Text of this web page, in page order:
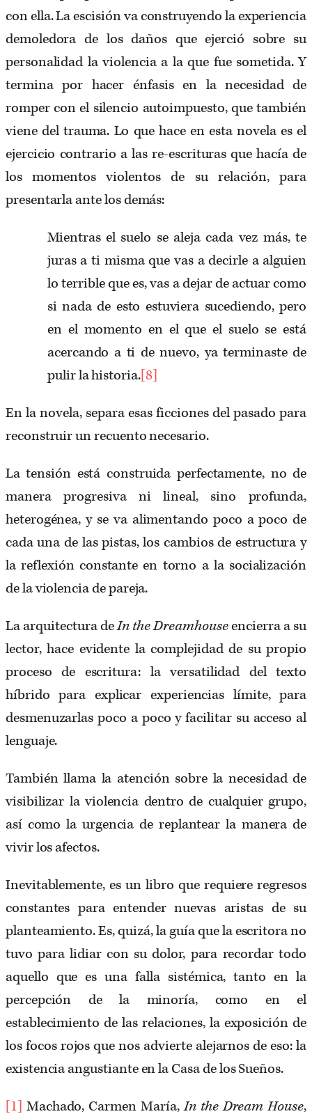
con ella. La escisión va construyendo la experiencia
demoledora de los daños que ejerció sobre su
personalidad la violencia a la que fue sometida. Y
termina por hacer énfasis en la necesidad de
romper con el silencio autoimpuesto, que también
viene del trauma. Lo que hace en esta novela es el
ejercicio contrario a las re-escrituras que hacía de
los momentos violentos de su relación, para
presentarla ante los demás:
Mientras el suelo se aleja cada vez más, te
juras a ti misma que vas a decirle a alguien
lo terrible que es, vas a dejar de actuar como
si nada de esto estuviera sucediendo, pero
en el momento en el que el suelo se está
acercando a ti de nuevo, ya terminaste de
pulir la historia.[8]
En la novela, separa esas ficciones del pasado para
reconstruir un recuento necesario.
La tensión está construida perfectamente, no de
manera progresiva ni lineal, sino profunda,
heterogénea, y se va alimentando poco a poco de
cada una de las pistas, los cambios de estructura y
la reflexión constante en torno a la socialización
de la violencia de pareja.
La arquitectura deIn the Dreamhouseencierra a su
lector, hace evidente la complejidad de su propio
proceso de escritura: la versatilidad del texto
híbrido para explicar experiencias límite, para
desmenuzarlas poco a poco y facilitar su acceso al
lenguaje.
También llama la atención sobre la necesidad de
visibilizar la violencia dentro de cualquier grupo,
así como la urgencia de replantear la manera de
vivir los afectos.
Inevitablemente, es un libro que requiere regresos
constantes para entender nuevas aristas de su
planteamiento. Es, quizá, la guía que la escritora no
tuvo para lidiar con su dolor, para recordar todo
aquello que es una falla sistémica, tanto en la
percepción de la minoría, como en el
establecimiento de las relaciones, la exposición de
los focos rojos que nos advierte alejarnos de eso: la
existencia angustiante en la Casa de los Sueños.
[1] Machado, Carmen María,In the Dream House,